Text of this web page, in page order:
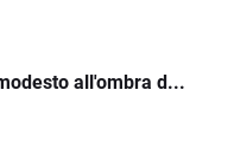
all'ombra d...